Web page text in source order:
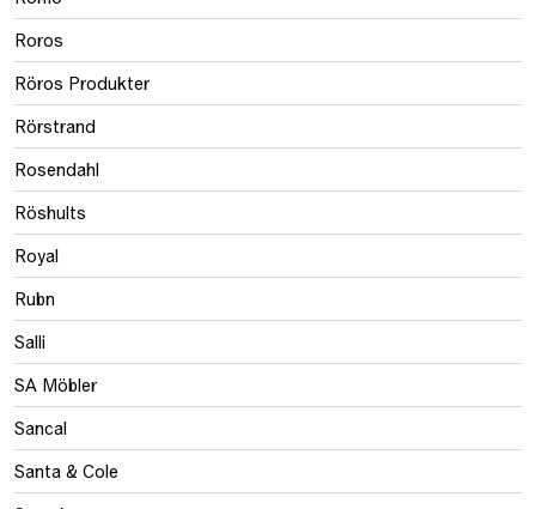
Roros
Röros Produkter
Rörstrand
Rosendahl
Röshults
Royal
Rubn
Salli
SA Möbler
Sancal
Santa & Cole